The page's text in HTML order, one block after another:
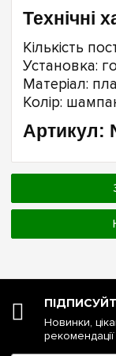
Технічні
Кількість
Установка:
Матеріал:
Колір:
Артикул:
Новинки,
рекомендації